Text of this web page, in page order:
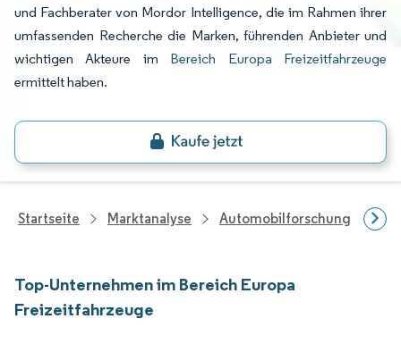
und Fachberater von Mordor Intelligence, die im Rahmen ihrer
umfassenden Recherche die Marken, führenden Anbieter und
wichtigen Akteure im Bereich Europa Freizeitfahrzeuge
ermittelt haben.
Startseite Marktanalyse Automobilforschung
Top-Unternehmen im Bereich Europa
Freizeitfahrzeuge